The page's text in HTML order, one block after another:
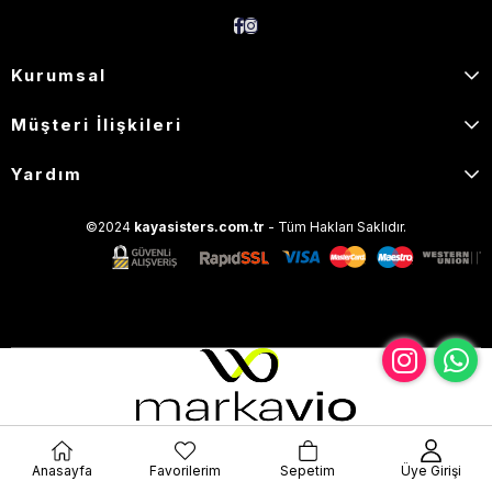
Kurumsal
Müşteri İlişkileri
Yardım
©2024 kayasisters.com.tr - Tüm Hakları Saklıdır.
Anasayfa Favorilerim Sepetim Üye Girişi